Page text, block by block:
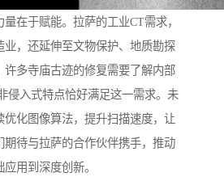
在于赋能。拉萨的工业CT需求，
业，还延伸至文物保护、地质勘探
许多寺庙古迹的修复需要了解内部
侵入式特点恰好满足这一需求。未
优化图像算法，提升扫描速度，让
期待与拉萨的合作伙伴携手，推动
用到深度创新。